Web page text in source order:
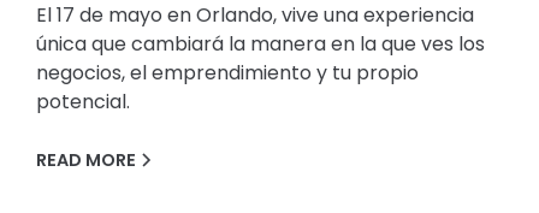
El 17 de mayo en Orlando, vive una experiencia
única que cambiará la manera en la que ves los
negocios, el emprendimiento y tu propio
potencial.
READ MORE